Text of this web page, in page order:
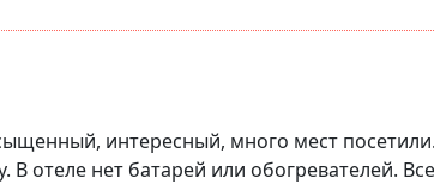
интересный, много мест
отеле нет батарей или обогревателей.